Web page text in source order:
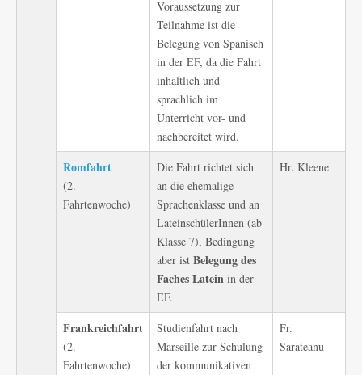
Voraussetzung zur
Teilnahme ist die
Belegung von Spanisch
in der EF, da die Fahrt
inhaltlich und
sprachlich im
Unterricht vor- und
nachbereitet wird.
Romfahrt
(2.
Fahrtenwoche)
Die Fahrt richtet sich
an die ehemalige
Sprachenklasse und an
LateinschülerInnen (ab
Klasse 7), Bedingung
aber ist Belegung des
Faches Latein in der
EF.
Hr. Kleene
Frankreichfahrt
(2.
Fahrtenwoche)
Studienfahrt nach
Marseille zur Schulung
der kommunikativen
Fr.
Sarateanu